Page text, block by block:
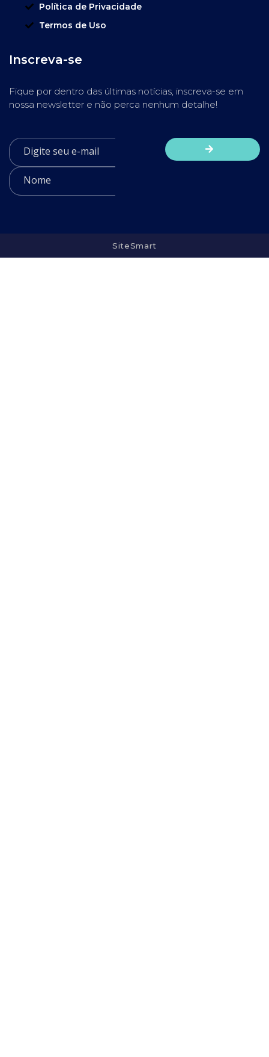
Política de Privacidade
Termos de Uso
Inscreva-se
Fique por dentro das últimas notícias, inscreva-se em
nossa newsletter e não perca nenhum detalhe!
SiteSmart